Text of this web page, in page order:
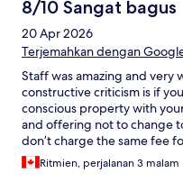
8/10 Sangat bagus
20 Apr 2026
Terjemahkan dengan
Staff was amazing and
constructive criticism is if
conscious property with
and offering not to change
don’t charge the same fee
initiatives versus the guests
the game before touting
Ritmien, perjalanan 3 malam